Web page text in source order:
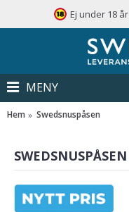
Ej under 18 år
MENY
Hem Swedsnuspåsen
SWEDSNUSPÅSEN